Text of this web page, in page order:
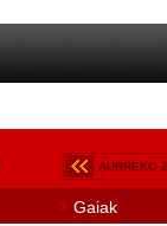
AURREKO
Gaiak